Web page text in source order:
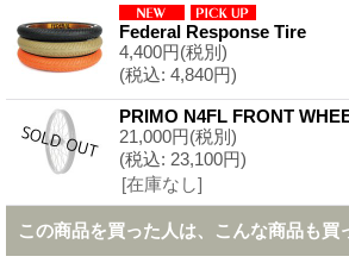
Federal Response Tire
4,400円(税別)
(税込: 4,840円)
PRIMO N4FL FRONT
21,000円(税別)
(税込: 23,100円)
[在庫なし]
この商品を買った人は、こんな商品も買